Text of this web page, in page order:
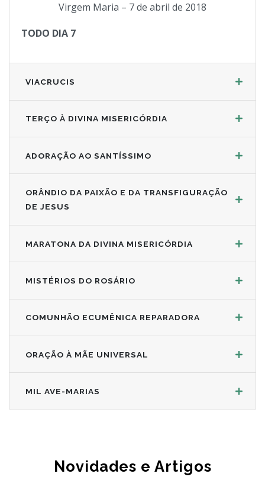
Virgem Maria – 7 de abril de 2018
TODO DIA 7
VIACRUCIS
TERÇO À DIVINA MISERICÓRDIA
ADORAÇÃO AO SANTÍSSIMO
ORÂNDIO DA PAIXÃO E DA TRANSFIGURAÇÃO
DE JESUS
MARATONA DA DIVINA MISERICÓRDIA
MISTÉRIOS DO ROSÁRIO
COMUNHÃO ECUMÊNICA REPARADORA
ORAÇÃO À MÃE UNIVERSAL
MIL AVE-MARIAS
Novidades e Artigos